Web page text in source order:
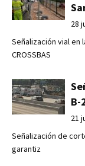
28
Señalización vial en
CROSSBAS
B-
21
Señalización de
garantiz